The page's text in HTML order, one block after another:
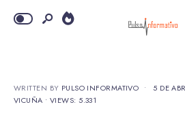
WRITTEN BY PULSO INFORMATIVO • 5 DE
VICUÑA • VIEWS: 5.331